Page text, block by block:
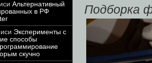
Альтернативный
в РФ
Эксперименты с
способы
скучно
Подборка